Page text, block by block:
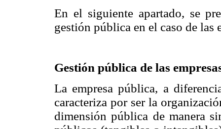
En el siguiente apartado, se
gestión pública en el caso de las
Gestión pública de las
La empresa pública, a
caracteriza por ser la
dimensión pública de manera